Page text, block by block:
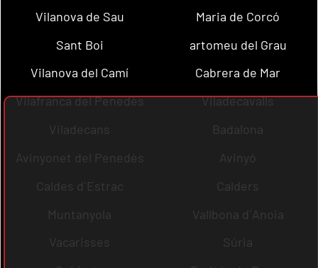
Vilanova de Sau
Maria de Corcó
Sant Boi
artomeu del Grau
Vilanova del Camí
Cabrera de Mar
Vilafranca del Penedès
Viladecavalls
Viladecans
Badalona
Avinyonet del Penedès
Avinyó
Caldes d´Estrac
Calders
Muntanyola
Vallbona d´Anoia
Vacarisses
Súria